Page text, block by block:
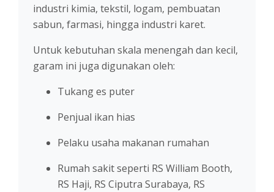
industri kimia, tekstil, logam, pembuatan
sabun, farmasi, hingga industri karet.
Untuk kebutuhan skala menengah dan kecil,
garam ini juga digunakan oleh:
Tukang es puter
Penjual ikan hias
Pelaku usaha makanan rumahan
Rumah sakit seperti RS William Booth,
RS Haji, RS Ciputra Surabaya, RS